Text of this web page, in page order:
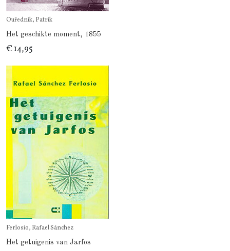
Ouřednik, Patrik
Het geschikte moment, 1855
€ 14,95
Ferlosio, Rafael Sánchez
Het getuigenis van Jarfos